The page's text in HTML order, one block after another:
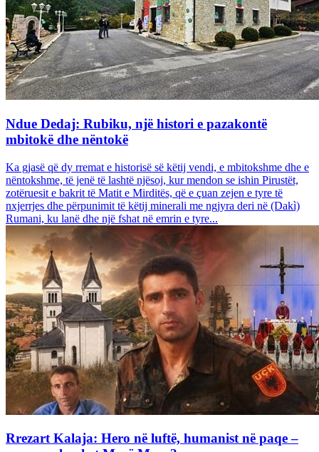
Ndue Dedaj: Rubiku, një histori e pazakontë
mbitokë dhe nëntokë
Ka gjasë që dy rremat e historisë së këtij vendi, e mbitokshme dhe e
nëntokshme, të jenë të lashtë njësoj, kur mendon se ishin Pirustët,
zotëruesit e bakrit të Matit e Mirditës, që e çuan zejen e tyre të
nxjerrjes dhe përpunimit të këtij minerali me ngjyra deri në (Dakì)
Rumani, ku lanë dhe një fshat në emrin e tyre...
Rrezart Kalaja: Hero në luftë, humanist në paqe –